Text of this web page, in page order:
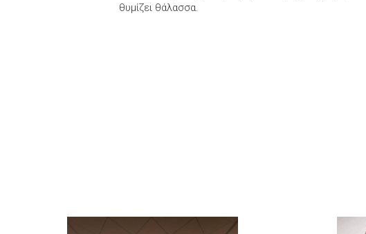
θυμίζει θάλασσα.